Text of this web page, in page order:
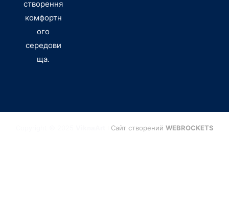
створення
комфортн
ого
середови
ща.
Сайт створений WEBROCKETS